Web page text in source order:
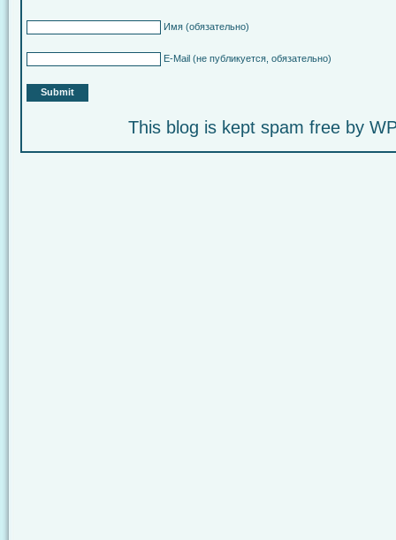
Имя (обязательно)
E-Mail (не публикуется, обязательно)
This blog is kept spam free by